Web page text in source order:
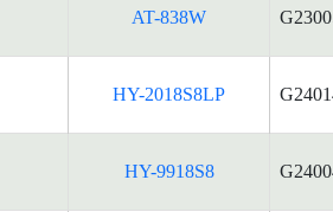
AT-838W
HY-2018S8LP
HY-9918S8